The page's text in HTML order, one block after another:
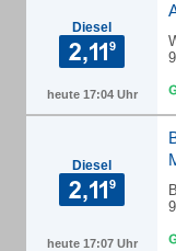
Diesel
heute 17:04 Uhr
Diesel
heute 17:07 Uhr